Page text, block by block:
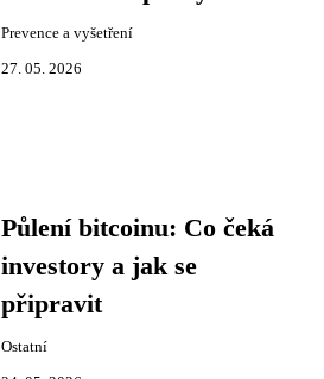
Prevence a vyšetření
27. 05. 2026
Půlení bitcoinu: Co čeká
investory a jak se
připravit
Ostatní